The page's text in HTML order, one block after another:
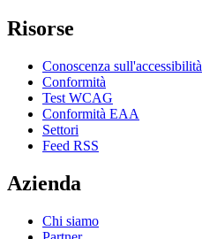
Risorse
Conoscenza sull'accessibilità
Conformità
Test WCAG
Conformità EAA
Settori
Feed RSS
Azienda
Chi siamo